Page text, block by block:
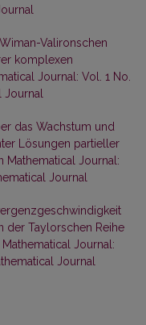
Valironschen
komplexen
Journal: Vol. 1 No.
Journal
das Wachstum und
Lösungen partieller
Mathematical Journal:
Journal
der Taylorschen Reihe
Mathematical Journal:
Journal